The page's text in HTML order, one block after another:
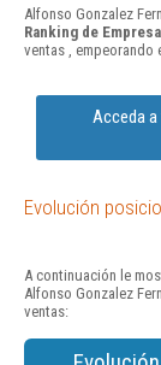
Alfonso Gonzalez
Ranking de
ventas , empeorando
Acceda
Evolución
A continuación le
Alfonso Gonzalez
ventas: